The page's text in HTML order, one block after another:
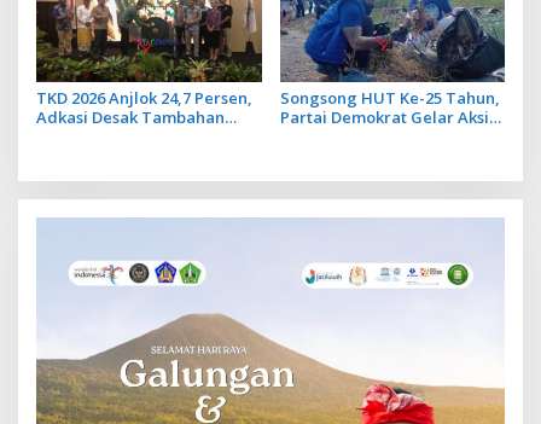
TKD 2026 Anjlok 24,7 Persen,
Adkasi Desak Tambahan
Songsong HUT Ke-25 Tahun,
Partai Demokrat Gelar Aksi